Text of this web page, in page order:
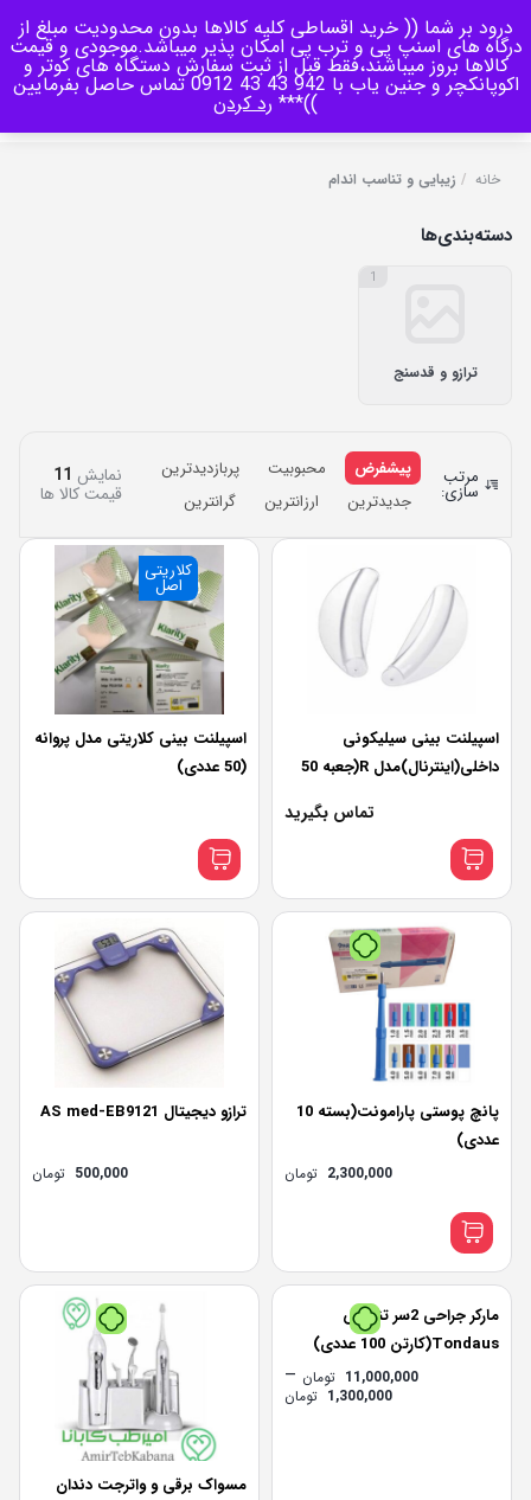
منو
0
خانه / زیبایی و تناسب اندام
دسته‌بندی‌ها
ترازو و قدسنج
1
مرتب
سازی:
پیشفرض محبوبیت
پربازدیدترین
جدیدترین
ارزانترین گرانترین
نمایش 11
قیمت کالا ها
اسپیلنت بینی سیلیکونی
داخلی(اینترنال)مدل R(جعبه 50
تماس بگیرید
کلاریتی
اصل
اسپیلنت بینی کلاریتی مدل پروانه
(50 عددی)
هر قسط575,000 تومان • خرید قسطی با ترب‌پی بدون کارمزد بدون کارمزد
پانچ پوستی پارامونت(بسته 10
عددی)
2,300,000 تومان
صورتی
ترازو دیجیتال AS med-EB9121
500,000 تومان
هر قسط325,000 تومان • خرید قسطی با ترب‌پی بدون کارمزد بدون کارمزد
مارکر جراحی 2سر تندوس
Tondaus(کارتن 100 عددی)
11,000,000 تومان –
1,300,000 تومان
1,300,000 تومان
11,000,000 تومان
پرداخت اقساطی پرداخت اقساطی • خرید قسطی با ترب‌پی بدون کارمزد
مسواک برقی و واترجت دندان
درود بر شما (( خرید اقساطی کلیه کالاها بدون محدودیت مبلغ از
درگاه های اسنپ پی و ترب پی امکان پذیر میباشد.موجودی و قیمت
کالاها بروز میباشند،فقط قبل از ثبت سفارش دستگاه های کوتر و
اکوپانکچر و جنین یاب با 942 43 43 0912 تماس حاصل بفرمایین
))*** رد کردن